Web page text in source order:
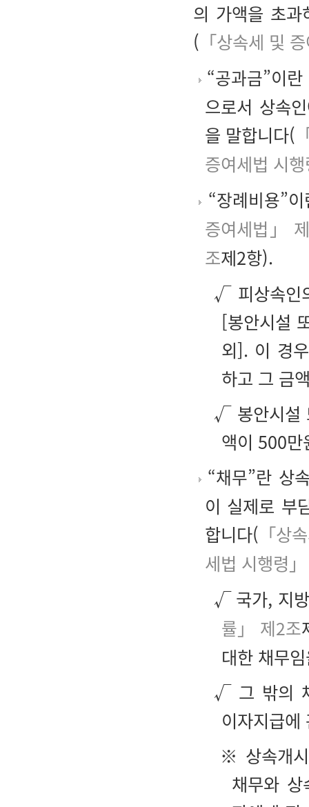
의 가액을 초
( 「상속세 및
“공과금”이
으로서 상속
을 말합니다(
증여세법 시
“장례비용”
증여세법」
조제2항).
√ 피상속인
[봉안시설
외]. 이 경
하고 그 금
√ 봉안시설
액이 500만
“채무”란 상
이 실제로 부
합니다( 「상
세법 시행령
√ 국가, 지
률」 제2조
대한 채무
√ 그 밖의
이자지급
※ 상속개
채무와